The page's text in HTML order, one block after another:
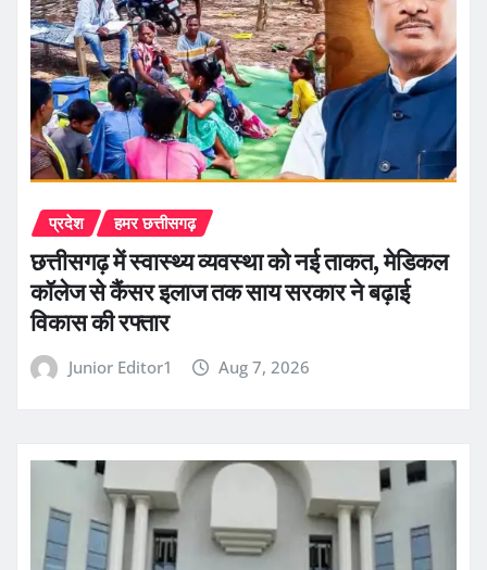
प्रदेश हमर छत्तीसगढ़
छत्तीसगढ़ में स्वास्थ्य व्यवस्था को नई ताकत, मेडिकल
कॉलेज से कैंसर इलाज तक साय सरकार ने बढ़ाई
विकास की रफ्तार
Junior Editor1 Aug 7, 2026